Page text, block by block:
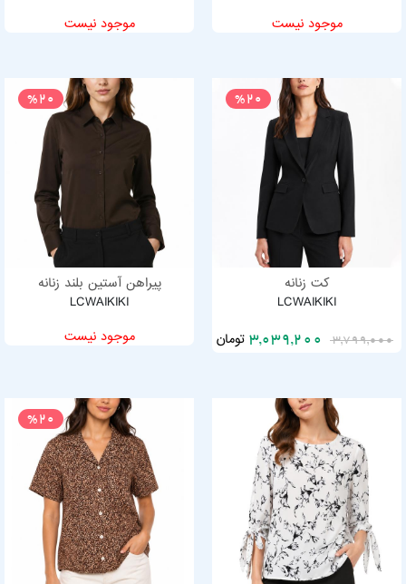
موجود نیست
موجود نیست
%20
کت زنانه
LCWAIKIKI
3,799,000 تومان
%20
پیراهن آستین بلند زنانه
LCWAIKIKI
موجود نیست
%20